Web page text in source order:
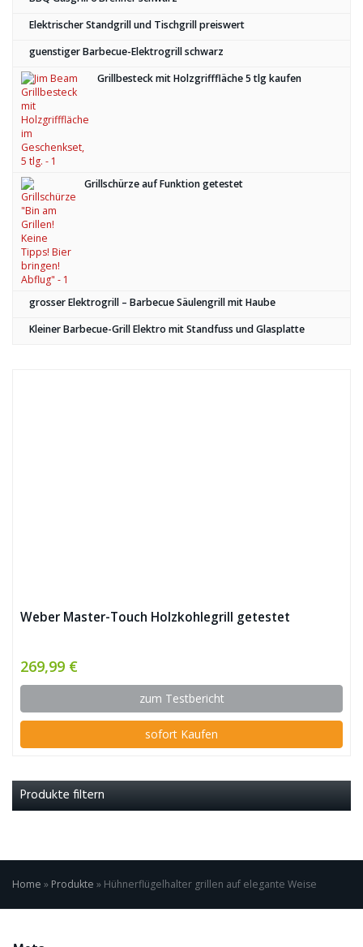
Elektrischer Standgrill und Tischgrill preiswert
guenstiger Barbecue-Elektrogrill schwarz
Grillbesteck mit Holzgrifffläche 5 tlg kaufen
Grillschürze auf Funktion getestet
grosser Elektrogrill – Barbecue Säulengrill mit Haube
Kleiner Barbecue-Grill Elektro mit Standfuss und Glasplatte
Weber Master-Touch Holzkohlegrill getestet
269,99 €
zum Testbericht
sofort Kaufen
Produkte filtern
Home » Produkte » Hühnerflügelhalter grillen auf elegante Weise